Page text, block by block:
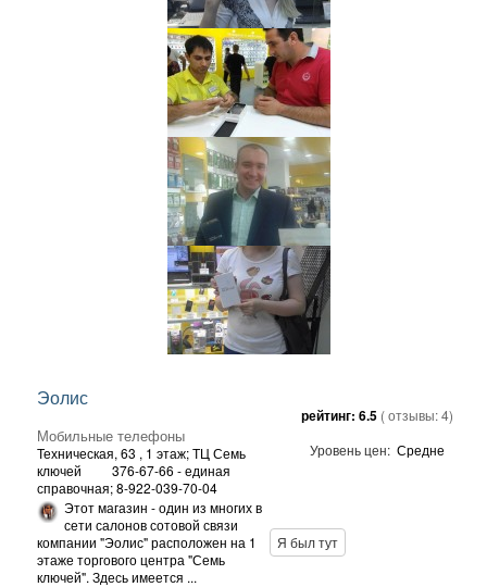
Эолис
Мобильные телефоны
Техническая, 63 , 1 этаж; ТЦ Семь
ключей
376-67-66 - единая
справочная; 8-922-039-70-04
рейтинг: 6.5 ( отзывы:4)
Уровень цен: Средне
Этот магазин - один из многих в
сети салонов сотовой связи
компании "Эолис" расположен на 1
этаже торгового центра "Семь
ключей". Здесь имеется ...
Я был тут